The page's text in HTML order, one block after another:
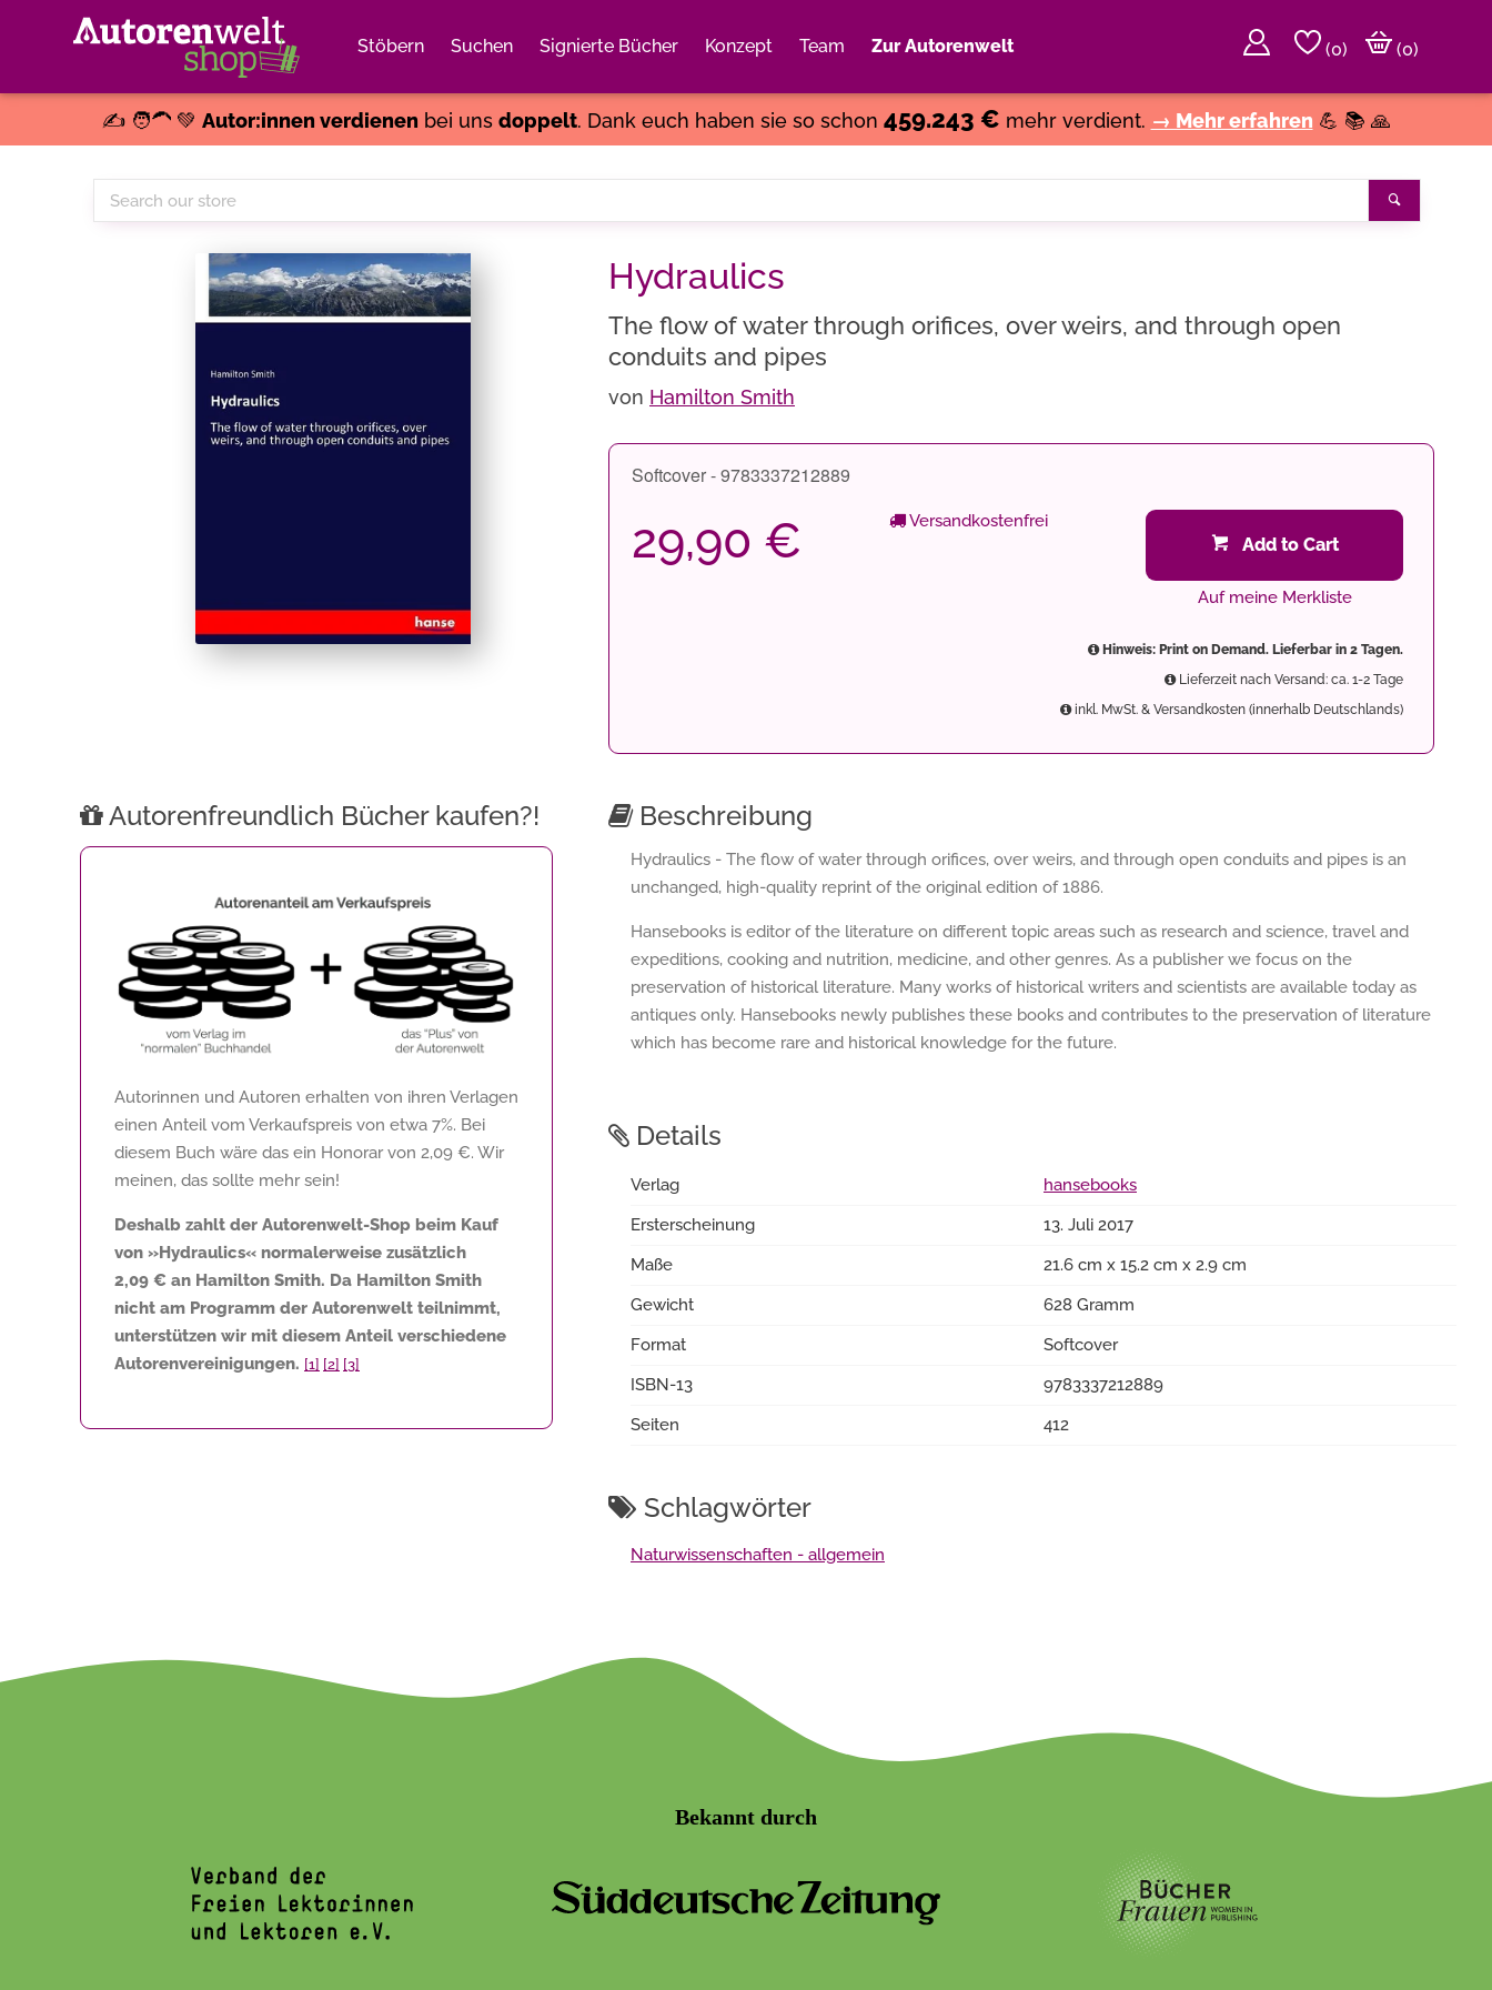
Stöbern Suchen Signierte Bücher Konzept Team Zur Autorenwelt (0)
(0)
✍️ 🧑‍🦱 💚 Autor:innen verdienenbei uns doppelt. Dank euch haben sie so schon 459.243 € mehr verdient. → Mehr erfahren 💪 📚 🙏
Search
our
Hydraulics
The flow of water through orifices, over weirs, and through open
conduits and pipes
von Hamilton Smith
Softcover - 9783337212889
29,90 € Versandkostenfrei
Add to Cart
Auf meine Merkliste
Hinweis: Print on Demand. Lieferbar in 2 Tagen.
Lieferzeit nach Versand: ca. 1-2 Tage
inkl. MwSt. & Versandkosten (innerhalb Deutschlands)
Autorenfreundlich Bücher kaufen?!
Autorinnen und Autoren erhalten von ihren Verlagen
einen Anteil vom Verkaufspreis von etwa 7%. Bei
diesem Buch wäre das ein Honorar von 2,09 €. Wir
meinen, das sollte mehr sein!
Deshalb zahlt der Autorenwelt-Shop beim Kauf
von »Hydraulics« normalerweise zusätzlich
2,09 € an Hamilton Smith. Da Hamilton Smith
nicht am Programm der Autorenwelt teilnimmt,
unterstützen wir mit diesem Anteil verschiedene
Autorenvereinigungen. [1] [2] [3]
Beschreibung
Hydraulics - The flow of water through orifices, over weirs, and through open conduits and pipes is an
unchanged, high-quality reprint of the original edition of 1886.
Hansebooks is editor of the literature on different topic areas such as research and science, travel and
expeditions, cooking and nutrition, medicine, and other genres. As a publisher we focus on the
preservation of historical literature. Many works of historical writers and scientists are available today as
antiques only. Hansebooks newly publishes these books and contributes to the preservation of literature
which has become rare and historical knowledge for the future.
Details
Verlag
hansebooks
Ersterscheinung
13. Juli 2017
Maße
21.6 cm x 15.2 cm x 2.9 cm
Gewicht
628 Gramm
Format
Softcover
ISBN-13
9783337212889
Seiten
412
Schlagwörter
Naturwissenschaften - allgemein
Bekannt durch